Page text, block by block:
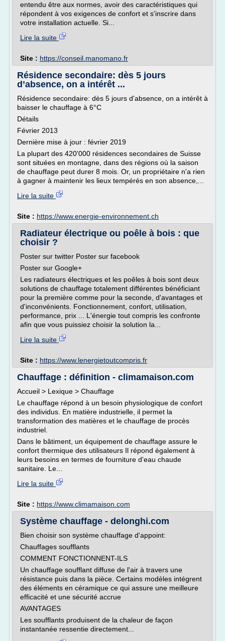
entendu être aux normes, avoir des caractéristiques qui
répondent à vos exigences de confort et s'inscrire dans
votre installation actuelle. Si...
Lire la suite
Site : https://conseil.manomano.fr
Résidence secondaire: dès 5 jours
d’absence, on a intérêt ...
Résidence secondaire: dès 5 jours d'absence, on a intérêt à
baisser le chauffage à 6°C
Détails
Février 2013
Dernière mise à jour : février 2019
La plupart des 420'000 résidences secondaires de Suisse
sont situées en montagne, dans des régions où la saison
de chauffage peut durer 8 mois. Or, un propriétaire n'a rien
à gagner à maintenir les lieux tempérés en son absence,...
Lire la suite
Site : https://www.energie-environnement.ch
Radiateur électrique ou poêle à bois : que
choisir ?
Poster sur twitter Poster sur facebook
Poster sur Google+
Les radiateurs électriques et les poêles à bois sont deux
solutions de chauffage totalement différentes bénéficiant
pour la première comme pour la seconde, d'avantages et
d'inconvénients. Fonctionnement, confort, utilisation,
performance, prix ... L'énergie tout compris les confronte
afin que vous puissiez choisir la solution la...
Lire la suite
Site : https://www.lenergietoutcompris.fr
Chauffage : définition - climamaison.com
Accueil > Lexique > Chauffage
Le chauffage répond à un besoin physiologique de confort
des individus. En matière industrielle, il permet la
transformation des matières et le chauffage de procès
industriel.
Dans le bâtiment, un équipement de chauffage assure le
confort thermique des utilisateurs Il répond également à
leurs besoins en termes de fourniture d'eau chaude
sanitaire. Le...
Lire la suite
Site : https://www.climamaison.com
Système chauffage - delonghi.com
Bien choisir son système chauffage d'appoint:
Chauffages soufflants
COMMENT FONCTIONNENT-ILS
Un chauffage soufflant diffuse de l'air à travers une
résistance puis dans la pièce. Certains modèles intégrent
des éléments en céramique ce qui assure une meilleure
efficacité et une sécurité accrue
AVANTAGES
Les soufflants produisent de la chaleur de façon
instantanée ressentie directement...